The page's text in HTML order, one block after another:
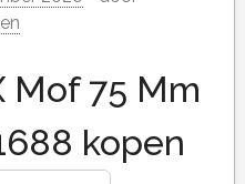
Mof 75 Mm
kopen